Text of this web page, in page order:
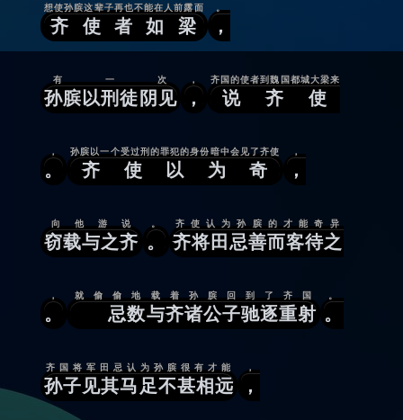
齐使者如梁
想使孙膑这辈子再也不能在人前露面
，
。
孙膑以刑徒阴见
有一次
，
，
说齐使
齐国的使者到魏国都城大梁来
。
，
齐使以为奇
孙膑以一个受过刑的罪犯的身份暗中会见了齐使
，
，
窃载与之齐
向他游说
。
。
齐将田忌善而客待之
齐使认为孙膑的才能奇异
。
，
忌数与齐诸公子驰逐重射
就偷偷地载着孙膑回到了齐国
。
。
孙子见其马足不甚相远
齐国将军田忌认为孙膑很有才能
，
，